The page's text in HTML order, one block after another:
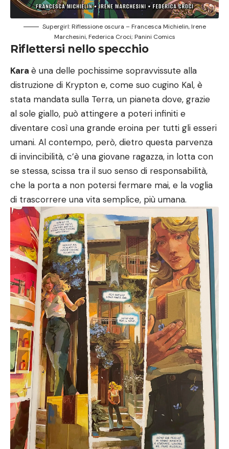
Supergirl: Riflessione oscura – Francesca Michielin, Irene
Marchesini, Federica Croci; Panini Comics
Riflettersi nello specchio
Kara è una delle pochissime sopravvissute alla
distruzione di Krypton e, come suo cugino Kal, è
stata mandata sulla Terra, un pianeta dove, grazie
al sole giallo, può attingere a poteri infiniti e
diventare così una grande eroina per tutti gli esseri
umani. Al contempo, però, dietro questa parvenza
di invincibilità, c’è una giovane ragazza, in lotta con
se stessa, scissa tra il suo senso di responsabilità,
che la porta a non potersi fermare mai, e la voglia
di trascorrere una vita semplice, più umana.